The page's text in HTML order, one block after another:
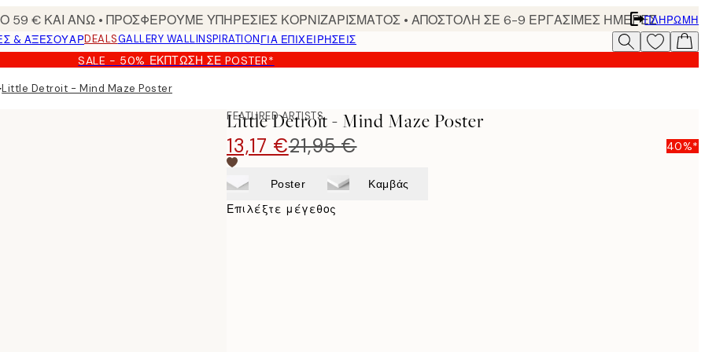
€ ΚΑΙ ΑΝΩ • ΠΡΟΣΦΕΡΟΥΜΕ ΥΠΗΡΕΣΙΕΣ ΚΟΡΝΙΖΑΡΙΣΜΑΤΟΣ • ΑΠΟΣΤΟΛΗ ΣΕ 6-9 ΕΡΓΑΣΙΜΕΣ ΗΜΕΡΕΣΠΛΗΡΩΜΉ
& ΑΞΕΣΟΥΆΡDEALSGALLERY WALLINSPIRATIONΓΙΑ ΕΠΙΧΕΙΡΗΣΕΙΣ
SALE - 50% ΈΚΠΤΩΣΗ ΣΕ POSTER*
Little Detroit - Mind Maze Poster
FEATURED ARTISTS
Little Detroit - Mind Maze Poster
13,17 €21,95 € 40%*
Poster Καμβάς
Επιλέξτε μέγεθος